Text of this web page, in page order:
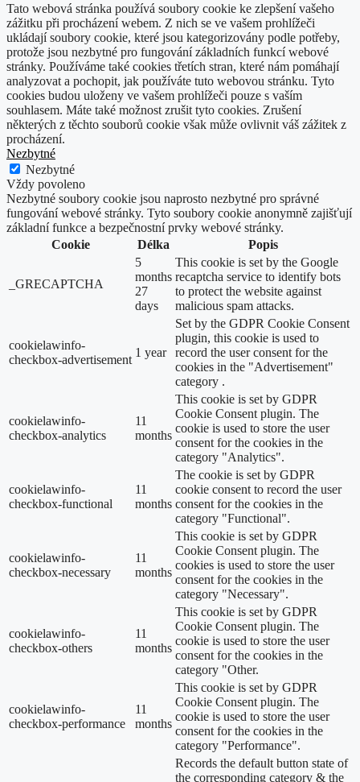
Tato webová stránka používá soubory cookie ke zlepšení vašeho
zážitku při procházení webem. Z nich se ve vašem prohlížeči
ukládají soubory cookie, které jsou kategorizovány podle potřeby,
protože jsou nezbytné pro fungování základních funkcí webové
stránky. Používáme také cookies třetích stran, které nám pomáhají
analyzovat a pochopit, jak používáte tuto webovou stránku. Tyto
cookies budou uloženy ve vašem prohlížeči pouze s vaším
souhlasem. Máte také možnost zrušit tyto cookies. Zrušení
některých z těchto souborů cookie však může ovlivnit váš zážitek z
procházení.
Nezbytné
Nezbytné
Vždy povoleno
Nezbytné soubory cookie jsou naprosto nezbytné pro správné
fungování webové stránky. Tyto soubory cookie anonymně zajišťují
základní funkce a bezpečnostní prvky webové stránky.
Cookie
Délka Popis
_GRECAPTCHA
5
months
27
days
This cookie is set by the Google
recaptcha service to identify bots
to protect the website against
malicious spam attacks.
cookielawinfo-
checkbox-advertisement
1 year
Set by the GDPR Cookie Consent
plugin, this cookie is used to
record the user consent for the
cookies in the "Advertisement"
category .
cookielawinfo-
checkbox-analytics
11
months
This cookie is set by GDPR
Cookie Consent plugin. The
cookie is used to store the user
consent for the cookies in the
category "Analytics".
cookielawinfo-
checkbox-functional
11
months
The cookie is set by GDPR
cookie consent to record the user
consent for the cookies in the
category "Functional".
cookielawinfo-
checkbox-necessary
11
months
This cookie is set by GDPR
Cookie Consent plugin. The
cookies is used to store the user
consent for the cookies in the
category "Necessary".
cookielawinfo-
checkbox-others
11
months
This cookie is set by GDPR
Cookie Consent plugin. The
cookie is used to store the user
consent for the cookies in the
category "Other.
cookielawinfo-
checkbox-performance
11
months
This cookie is set by GDPR
Cookie Consent plugin. The
cookie is used to store the user
consent for the cookies in the
category "Performance".
Records the default button state of
the corresponding category & the